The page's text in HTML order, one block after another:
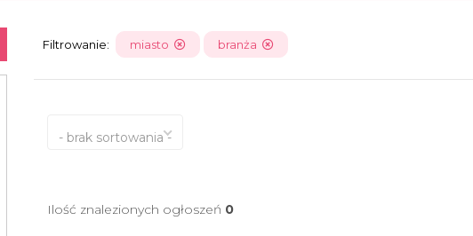
Filtrowanie: miasto branża
- brak sortowania -
Ilość znalezionych ogłoszeń 0